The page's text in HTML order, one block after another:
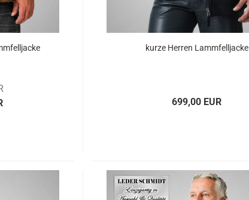
kurze Her­ren Lamm­fell­ja­cke
699,00 EUR